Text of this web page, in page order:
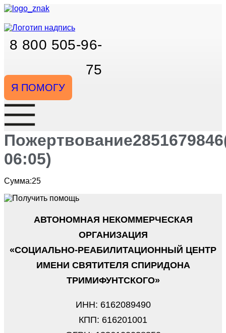
Перейти
содержимому
8 800 505-96-
75
Я ПОМОГУ
06:05)
Сумма:25
АВТОНОМНАЯ НЕКОММЕРЧЕСКАЯ
ОРГАНИЗАЦИЯ
«СОЦИАЛЬНО-РЕАБИЛИТАЦИОННЫЙ ЦЕНТР
ИМЕНИ СВЯТИТЕЛЯ СПИРИДОНА
ТРИМИФУНТСКОГО»
ИНН: 6162089490
КПП: 616201001